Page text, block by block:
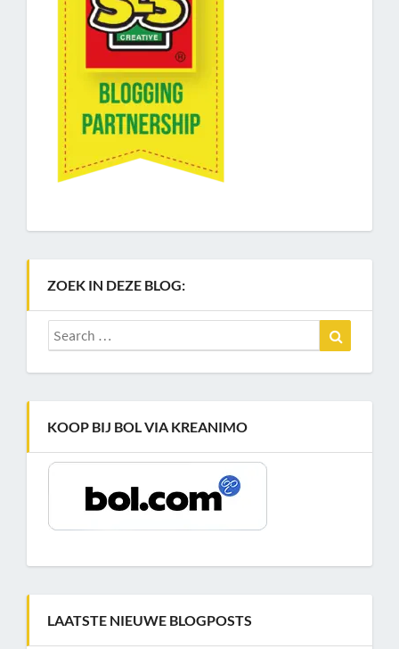
ZOEK IN DEZE BLOG:
Search
for:
KOOP BIJ BOL VIA KREANIMO
LAATSTE NIEUWE BLOGPOSTS